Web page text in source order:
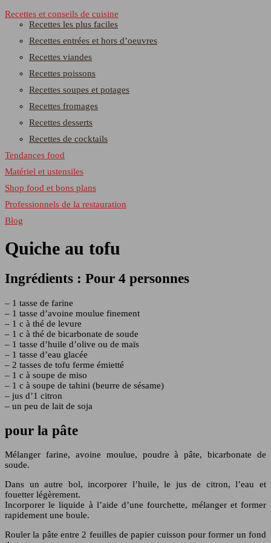
Recettes et conseils de cuisine
Recettes les plus faciles
Recettes entrées et hors d’oeuvres
Recettes viandes
Recettes poissons
Recettes soupes et potages
Recettes fromages
Recettes desserts
Recettes de cocktails
Tendances food
Matériel et ustensiles
Shop food et bons plans
Professionnels de la restauration
Blog
Quiche au tofu
Ingrédients : Pour 4 personnes
– 1 tasse de farine
– 1 tasse d’avoine moulue finement
– 1 c à thé de levure
– 1 c à thé de bicarbonate de soude
– 1 tasse d’huile d’olive ou de maïs
– 1 tasse d’eau glacée
– 2 tasses de tofu ferme émietté
– 1 c à soupe de miso
– 1 c à soupe de tahini (beurre de sésame)
– jus d’1 citron
– un peu de lait de soja
pour la pâte
Mélanger farine, avoine moulue, poudre à pâte, bicarbonate de
soude.
Dans un autre bol, incorporer l’huile, le jus de citron, l’eau et
fouetter légèrement.
Incorporer le liquide à l’aide d’une fourchette, mélanger et former
rapidement une boule.
Rouler la pâte entre 2 feuilles de papier cuisson pour former un fond